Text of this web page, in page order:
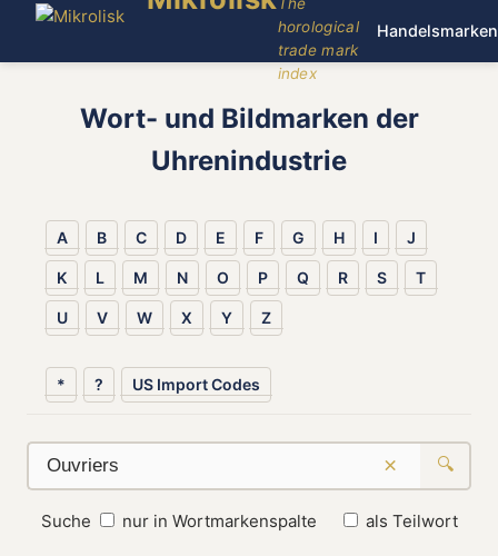
horological
trade mark
index
Handelsmarken
Wort- und Bildmarken der
Uhrenindustrie
A B C D E F G H I J
K L M N O P Q R S T
U V W X Y Z
* ? US Import Codes
× 🔍
Suche nur in Wortmarkenspalte als Teilwort